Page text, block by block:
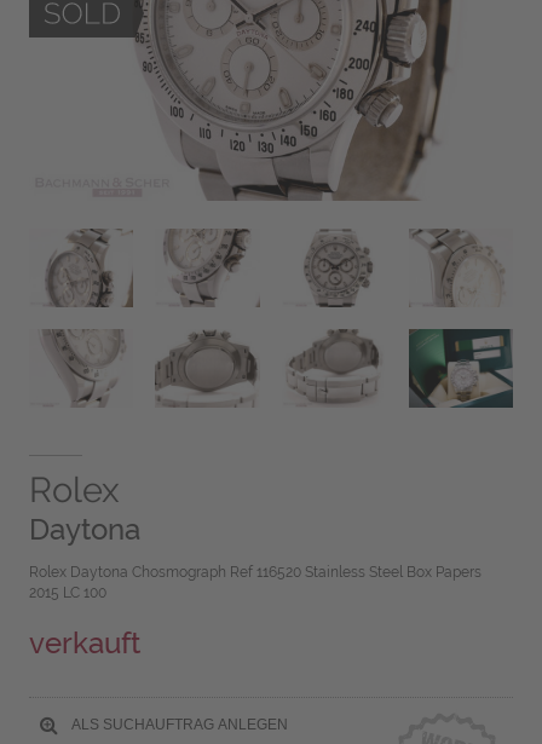
Rolex
Daytona
Rolex Daytona Chosmograph Ref 116520 Stainless Steel Box Papers
2015 LC 100
verkauft
ALS SUCHAUFTRAG ANLEGEN